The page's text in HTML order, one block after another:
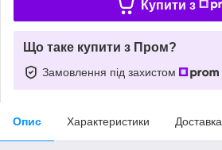
Купити з
Що таке купити з Пром?
Замовлення під захистом
Опис Характеристики Доставка